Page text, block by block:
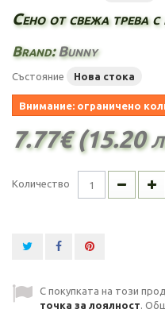
Сено от свежа трева
Brand:Bunny
Състояние Нова стока
Внимание: ограничено
7.77€ (15.20
Количество
С покупката на този
точка за лоялност.